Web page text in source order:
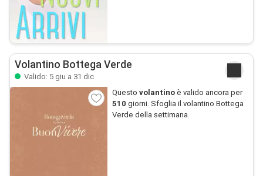
Volantino Bottega Verde
Valido: 5 giu a 31 dic
Questo volantinoè valido ancora per
510 giorni. Sfoglia il volantino Bottega
Verde della settimana.